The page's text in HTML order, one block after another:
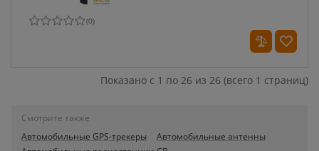
(0)
Показано с 1 по 26 из 26 (всего 1 страниц)
Смотрите также
Автомобильные GPS-трекеры
Автомобильные антенны